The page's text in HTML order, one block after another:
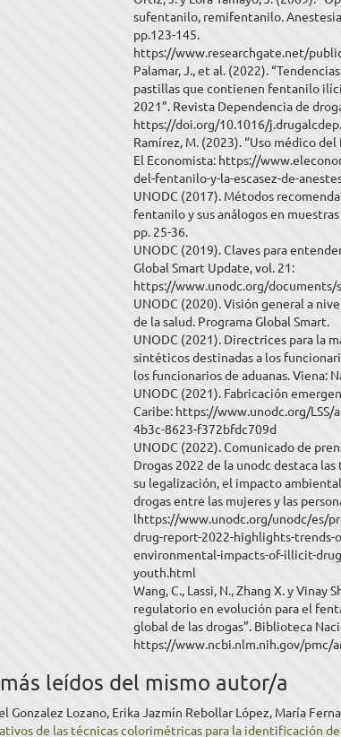
sufentanilo, remifentanilo.
pp.123-145.
https://www.researchgate.net/
Palamar, J., et al. (2022).
pastillas que contienen fentanilo
2021”. Revista Dependencia de
https://doi.org/10.1016/
Ramírez, M. (2023). “Uso médico
El Economista: https://
del-fentanilo-y-la-escasez-de-
UNODC (2017). Métodos
fentanilo y sus análogos en
pp. 25-36.
UNODC (2019). Claves para
Global Smart Update, vol. 21:
https://www.unodc.org/documents/
UNODC (2020). Visión general a
de la salud. Programa Global Smart.
UNODC (2021). Directrices para la
sintéticos destinadas a los
los funcionarios de aduanas. Viena:
UNODC (2021). Fabricación
Caribe: https://www.unodc.org/
4b3c-8623-f372bfdc709d
UNODC (2022). Comunicado de
Drogas 2022 de la unodc destaca
su legalización, el impacto
drogas entre las mujeres y las
lhttps://www.unodc.org/unodc/es/
drug-report-2022-highlights-trends-
environmental-impacts-of-illicit-
youth.html
Wang, C., Lassi, N., Zhang X. y Vinay
regulatorio en evolución para el
global de las drogas”. Biblioteca
https://www.ncbi.nlm.nih.gov/pmc/
leídos del mismo autor/a
Gonzalez Lozano, Erika Jazmín Rebollar López, María
de las técnicas colorimétricas para la identificación